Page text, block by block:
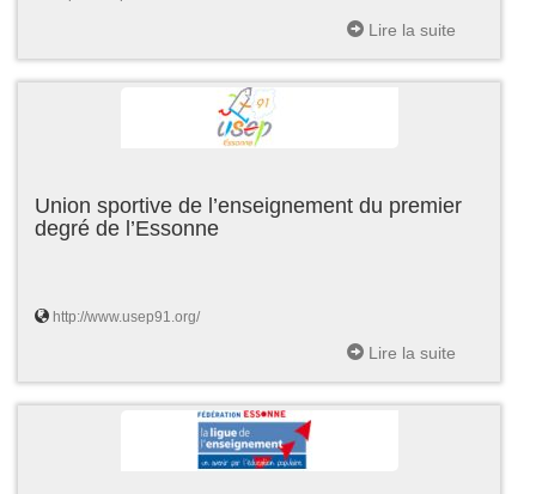
Lire la suite
Union sportive de l’enseignement du premier
degré de l’Essonne
http://www.usep91.org/
Lire la suite